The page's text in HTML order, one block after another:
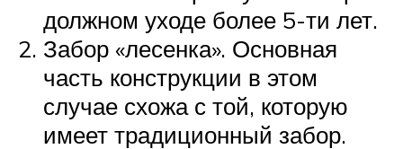
должном уходе более 5-ти лет.
Забор «лесенка». Основная
часть конструкции в этом
случае схожа с той, которую
имеет традиционный забор.